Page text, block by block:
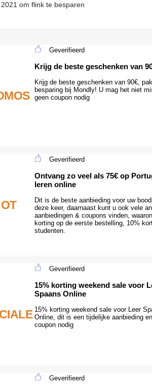
om flink te besparen
Geverifieerd
Krijg de beste geschenken van
Krijg de beste geschenken van 90€,
besparing bij Mondly! U mag het niet
geen coupon nodig
Geverifieerd
Ontvang zo veel als 75€ op
leren online
Dit is de beste aanbieding voor uw
deze keer, daarnaast kunt u ook vele
aanbiedingen & coupons vinden,
korting op de eerste bestelling, 10%
studenten.
Geverifieerd
15% korting weekend sale voor
Spaans Online
15% korting weekend sale voor Leer
Online, dit is een tijdelijke aanbieding
coupon nodig
Geverifieerd